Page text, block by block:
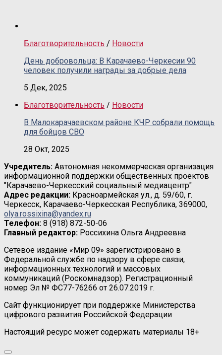
Благотворительность / Новости
День добровольца: В Карачаево-Черкесии 90
человек получили награды за добрые дела
5 Дек, 2025
Благотворительность / Новости
В Малокарачаевском районе КЧР собрали помощь
для бойцов СВО
28 Окт, 2025
Учредитель: Автономная некоммерческая организация
информационной поддержки общественных проектов
"Карачаево-Черкесский социальный медиацентр"
Адрес редакции: Красноармейская ул., д. 59/60, г.
Черкесск, Карачаево-Черкесская Республика, 369000,
olya.rossixina@yandex.ru
Телефон: 8 (918) 872-50-06
Главный редактор: Россихина Ольга Андреевна
Сетевое издание «Мир 09» зарегистрировано в
Федеральной службе по надзору в сфере связи,
информационных технологий и массовых
коммуникаций (Роскомнадзор). Регистрационный
номер Эл № ФС77-76266 от 26.07.2019 г.
Сайт функционирует при поддержке Министерства
цифрового развития Российской Федерации
Настоящий ресурс может содержать материалы 18+